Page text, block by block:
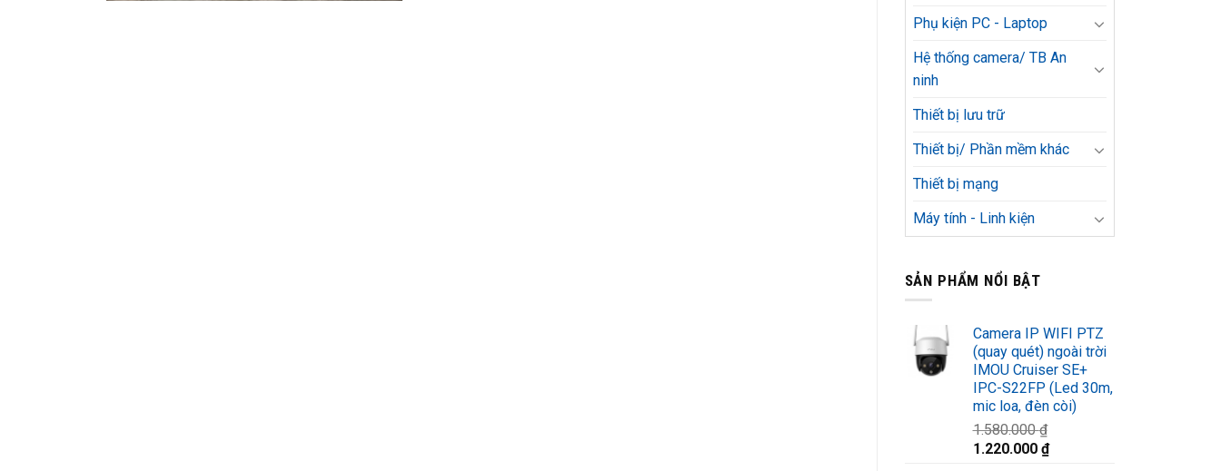
Phụ kiện PC - Laptop
Hệ thống camera/ TB An
ninh
Thiết bị lưu trữ
Thiết bị/ Phần mềm khác
Thiết bị mạng
Máy tính - Linh kiện
SẢN PHẨM NỔI BẬT
Camera IP WIFI PTZ
(quay quét) ngoài trời
IMOU Cruiser SE+
IPC-S22FP (Led 30m,
mic loa, đèn còi)
1.580.000₫
Giá
1.220.000 ₫Giá